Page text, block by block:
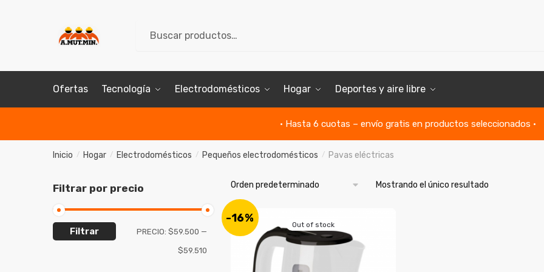
por:
Buscar
Ofertas Tecnología Electrodomésticos Hogar Deportes y aire libre
• Hasta 6 cuotas – envío gratis en productos seleccionados •
Inicio / Hogar / Electrodomésticos / Pequeños electrodomésticos / Pavas eléctricas
Mostrando el único resultado
-16%
Out of stock
Filtrar por precio
Filtrar PRECIO:$59.500 —
$59.510